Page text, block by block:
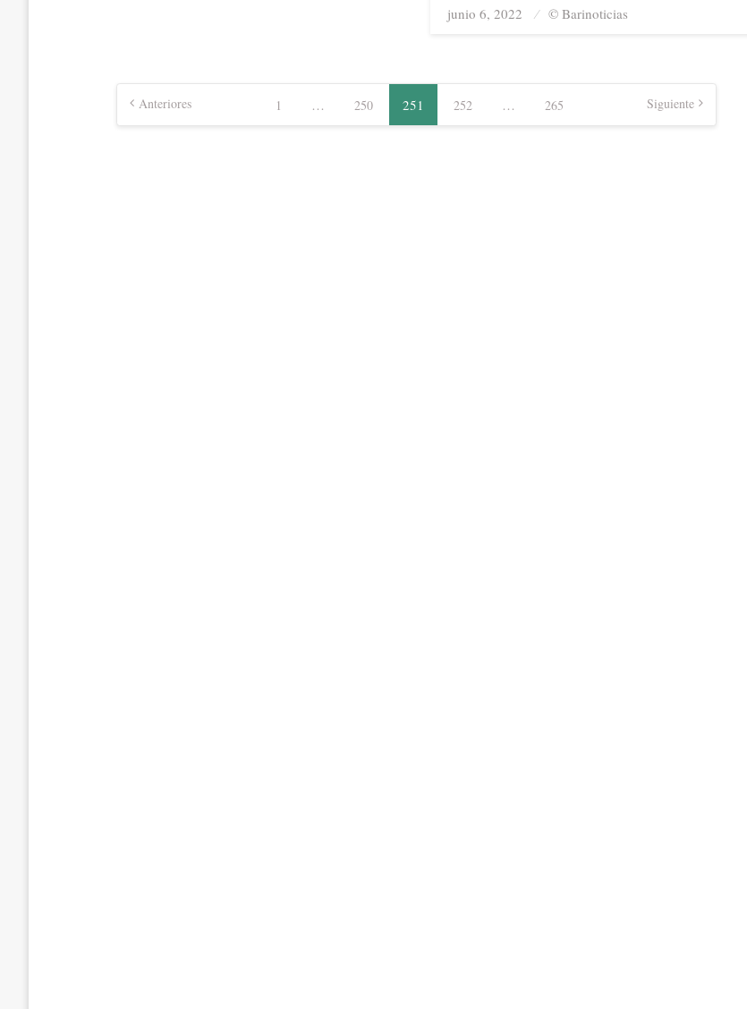
Posted
junio 6, 2022 © Barinoticias
Anteriores 1 … 250 251 252 … 265 Siguiente